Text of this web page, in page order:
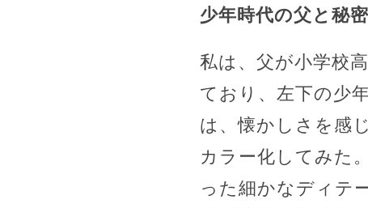
少年時代の父と秘
私は、父が小学校
ており、左下の少
は、懐かしさを感
カラー化してみた
った細かなディテ